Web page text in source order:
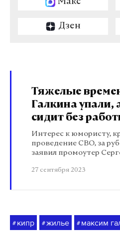
Дзен
Тяжелые
Галкина упали,
сидит без
Интерес к юмористу,
проведение СВО, за
заявил промоутер
27 сентября 2023
# кипр #жилье # максим